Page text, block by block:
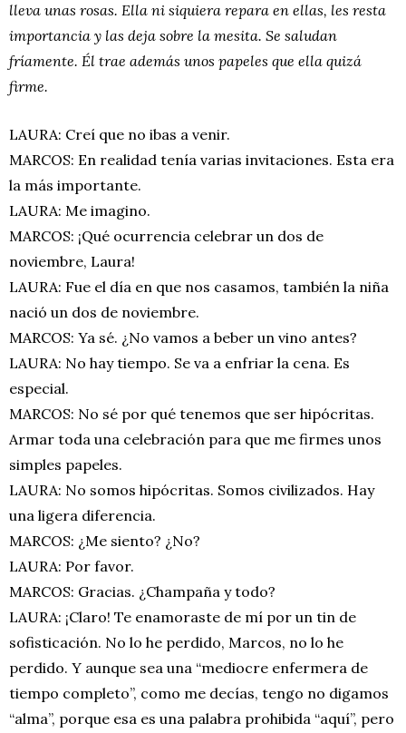
lleva unas rosas. Ella ni siquiera repara en ellas, les resta
importancia y las deja sobre la mesita. Se saludan
fríamente. Él trae además unos papeles que ella quizá
firme.
LAURA: Creí que no ibas a venir.
MARCOS: En realidad tenía varias invitaciones. Esta era
la más importante.
LAURA: Me imagino.
MARCOS: ¡Qué ocurrencia celebrar un dos de
noviembre, Laura!
LAURA: Fue el día en que nos casamos, también la niña
nació un dos de noviembre.
MARCOS: Ya sé. ¿No vamos a beber un vino antes?
LAURA: No hay tiempo. Se va a enfriar la cena. Es
especial.
MARCOS: No sé por qué tenemos que ser hipócritas.
Armar toda una celebración para que me firmes unos
simples papeles.
LAURA: No somos hipócritas. Somos civilizados. Hay
una ligera diferencia.
MARCOS: ¿Me siento? ¿No?
LAURA: Por favor.
MARCOS: Gracias. ¿Champaña y todo?
LAURA: ¡Claro! Te enamoraste de mí por un tin de
sofisticación. No lo he perdido, Marcos, no lo he
perdido. Y aunque sea una “mediocre enfermera de
tiempo completo”, como me decías, tengo no digamos
“alma”, porque esa es una palabra prohibida “aquí”, pero